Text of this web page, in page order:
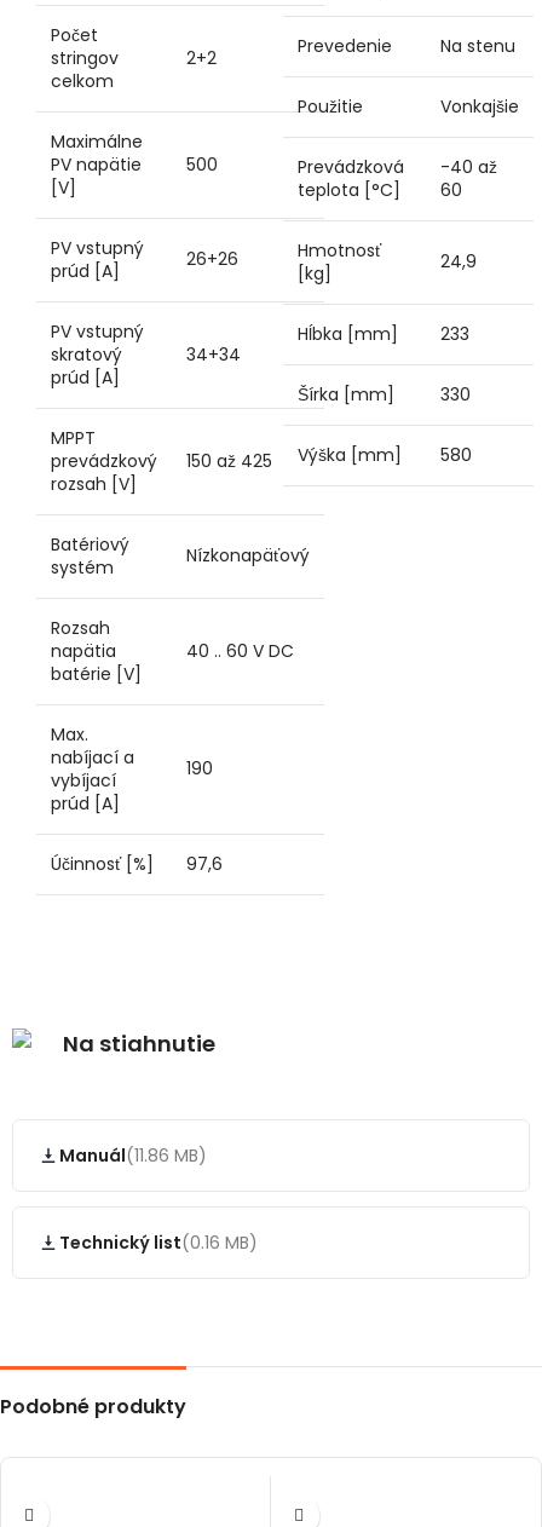
Počet
stringov
celkom
2+2
Maximálne
PV napätie
[V]
500
PV vstupný
prúd [A]
26+26
PV vstupný
skratový
prúd [A]
34+34
MPPT
prevádzkový
rozsah [V]
150 až 425
Batériový
systém
Nízkonapäťový
Rozsah
napätia
batérie [V]
40 .. 60 V DC
Max.
nabíjací a
vybíjací
prúd [A]
190
Účinnosť [%] 97,6
Prevedenie Na stenu
Použitie Vonkajšie
Prevádzková
teplota [°C]
-40 až
60
Hmotnosť
[kg]
24,9
Hĺbka [mm] 233
Šírka [mm] 330
Výška [mm] 580
Na stiahnutie
Manuál(11.86 MB)
Technický list(0.16 MB)
Podobné produkty